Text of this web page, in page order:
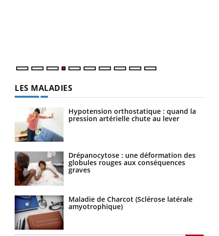
LES MALADIES
Hypotension orthostatique : quand la
pression artérielle chute au lever
Drépanocytose : une déformation des
globules rouges aux conséquences
graves
Maladie de Charcot (Sclérose latérale
amyotrophique)